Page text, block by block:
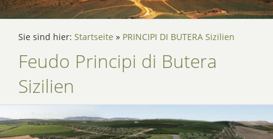
Sie sind hier: Startseite » PRINCIPI DI BUTERA Sizilien
Feudo Principi di Butera
Sizilien